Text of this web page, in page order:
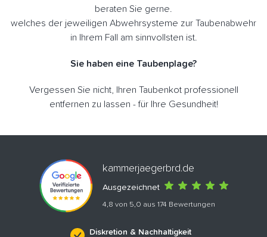
beraten Sie gerne.
welches der jeweiligen Abwehrsysteme zur Taubenabwehr
in Ihrem Fall am sinnvollsten ist.
Sie haben eine Taubenplage?
Vergessen Sie nicht, Ihren Taubenkot professionell
entfernen zu lassen - für Ihre Gesundheit!
kammerjaegerbrd.de
Ausgezeichnet
4,8 von 5,0 aus 174 Bewertungen
Diskretion & Nachhaltigkeit